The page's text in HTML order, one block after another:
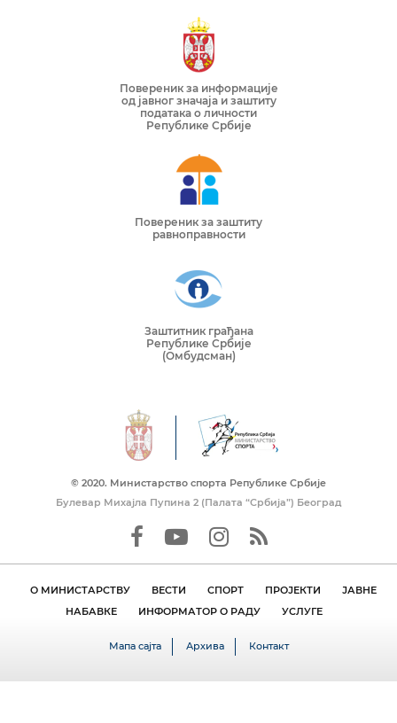
Повереник за информације
од јавног значаја и заштиту
података о личности
Републике Србије
Повереник за заштиту
равноправности
Заштитник грађана
Републике Србије
(Омбудсман)
© 2020. Mинистарство спорта Републике Србије
Булевар Михајла Пупина 2 (Палата “Србија”) Београд
О МИНИСТАРСТВУ ВЕСТИ СПОРТ ПРОЈЕКТИ
ЈАВНЕ
НАБАВКЕ
ИНФОРМАТОР О РАДУ УСЛУГЕ
Мапа сајта Архива Контакт